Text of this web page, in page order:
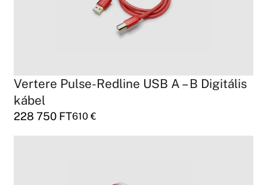
Vertere Pulse-Redline USB A – B Digitális
kábel
228 750 FT610€